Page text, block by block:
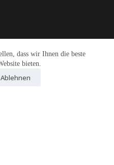
dass wir Ihnen die beste
bieten.
Ablehnen
WohnTrend.de lohnt